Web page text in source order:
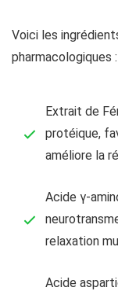
Voici les
pharmacologiques :
Extrait de
protéique,
améliore la
Acide γ-
relaxation
Acide